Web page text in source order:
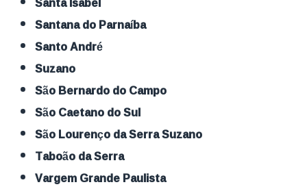
Santana do Parnaíba
Santo André
Suzano
São Bernardo do Campo
São Caetano do Sul
São Lourenço da Serra Suzano
Taboão da Serra
Vargem Grande Paulista